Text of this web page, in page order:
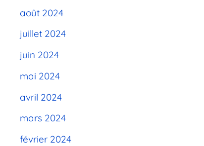
août 2024
juillet 2024
juin 2024
mai 2024
avril 2024
mars 2024
février 2024